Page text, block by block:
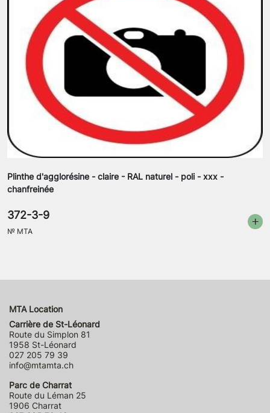
Plinthe d'agglorésine - claire - RAL naturel - poli - xxx -
chanfreinée
372-3-9
№ MTA
MTA Location
Carrière de St-Léonard
Route du Simplon 81
1958 St-Léonard
027 205 79 39
info@mtamta.ch
Parc de Charrat
Route du Léman 25
1906 Charrat